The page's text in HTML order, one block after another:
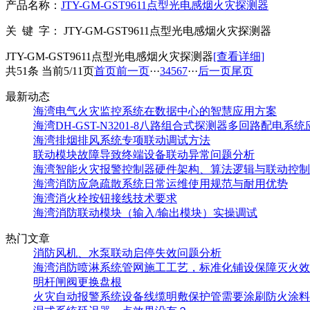
产品名称： JTY-GM-GST9611点型光电感烟火灾探测器
关 键 字： JTY-GM-GST9611点型光电感烟火灾探测器
JTY-GM-GST9611点型光电感烟火灾探测器[查看详细]
共51条 当前5/11页首页前一页···34567···后一页尾页
最新动态
海湾电气火灾监控系统在数据中心的智慧应用方案
海湾DH-GST-N3201-8八路组合式探测器多回路配电系统
海湾排烟排风系统专项联动调试方法
联动模块故障导致终端设备联动异常问题分析
海湾智能火灾报警控制器硬件架构、算法逻辑与联动控
海湾消防应急疏散系统日常运维使用规范与耐用优势
海湾消火栓按钮接线技术要求
海湾消防联动模块（输入/输出模块）实操调试
热门文章
消防风机、水泵联动启停失效问题分析
海湾消防喷淋系统管网施工工艺，标准化铺设保障灭火
明杆闸阀更换盘根
火灾自动报警系统设备线缆明敷保护管需要涂刷防火涂料